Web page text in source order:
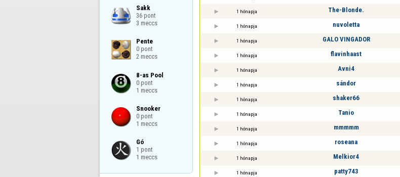
Sakk
36 pont
3 meccs
Pente
0 pont
2 meccs
8-as Pool
0 pont
1 meccs
Snooker
0 pont
1 meccs
Gó
1 pont
1 meccs
1 hónapja The-Blonde.
1 hónapja nuvoletta
1 hónapja GALO VINGADOR
1 hónapja flavinhaast
1 hónapja Avni4
1 hónapja sándor
1 hónapja shaker66
1 hónapja Tanio
1 hónapja mmmmm
1 hónapja roseana
1 hónapja Melkior4
1 hónapja patty743